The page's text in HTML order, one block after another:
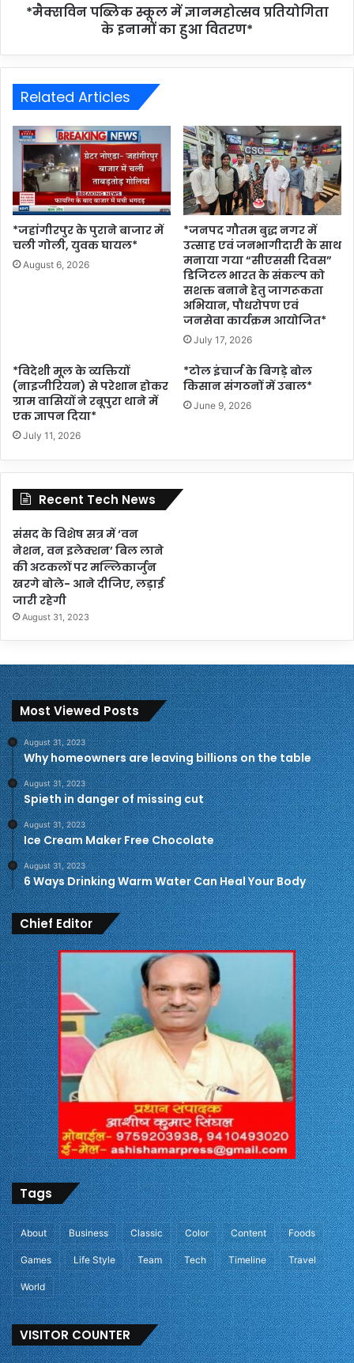
*मैक्सविन पब्लिक स्कूल में ज्ञानमहोत्सव प्रतियोगिता
के इनामों का हुआ वितरण*
Related Articles
*जहांगीरपुर के पुराने बाजार में
चली गोली, युवक घायल*
August 6, 2026
*जनपद गौतम बुद्ध नगर में
उत्साह एवं जनभागीदारी के साथ
मनाया गया “सीएससी दिवस”
डिजिटल भारत के संकल्प को
सशक्त बनाने हेतु जागरूकता
अभियान, पौधरोपण एवं
जनसेवा कार्यक्रम आयोजित*
July 17, 2026
*विदेशी मूल के व्यक्तियों
(नाइजीरियन) से परेशान होकर
ग्राम वासियों ने रबूपुरा थाने में
एक ज्ञापन दिया*
July 11, 2026
*टोल इंचार्ज के बिगड़े बोल
किसान संगठनों में उबाल*
June 9, 2026
Recent Tech News
संसद के विशेष सत्र में ‘वन
नेशन, वन इलेक्शन’ बिल लाने
की अटकलों पर मल्लिकार्जुन
खरगे बोले- आने दीजिए, लड़ाई
जारी रहेगी
August 31, 2023
Most Viewed Posts
August 31, 2023
Why homeowners are leaving billions on the table
August 31, 2023
Spieth in danger of missing cut
August 31, 2023
Ice Cream Maker Free Chocolate
August 31, 2023
6 Ways Drinking Warm Water Can Heal Your Body
Chief Editor
Tags
About Business Classic Color Content Foods
Games Life Style Team Tech Timeline Travel
World
VISITOR COUNTER